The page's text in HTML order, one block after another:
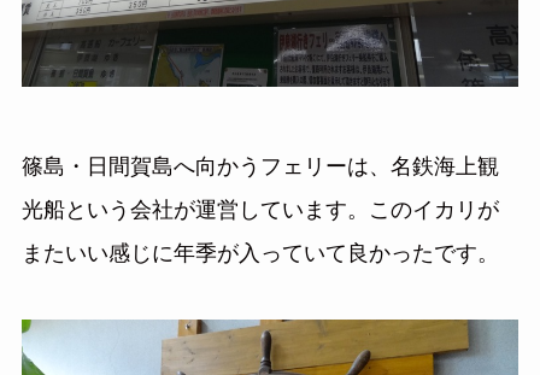
篠島・日間賀島へ向かうフェリーは、名鉄海上観
光船という会社が運営しています。このイカリが
またいい感じに年季が入っていて良かったです。